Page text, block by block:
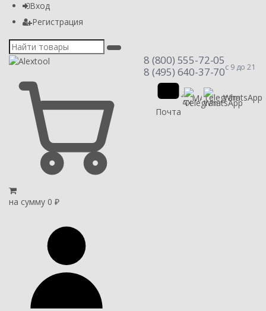
Вход
Регистрация
на сумму 0 ₽
8 (800) 555-72-05
8 (495) 640-37-70с 9 до 21
Почта
MAXTelegramWhatsApp